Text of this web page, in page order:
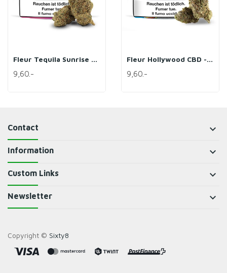
Fleur Tequila Sunrise CBD - COOKIES
9,60.-
Fleur Hollywood CBD - COOKIES
9,60.-
Contact keyboard_arrow_down
Information keyboard_arrow_down
Custom Links keyboard_arrow_down
Newsletter keyboard_arrow_down
Copyright © Sixty8